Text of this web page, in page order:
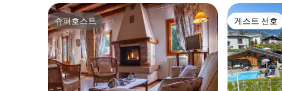
슈퍼호스트
슈퍼호스트 게스트 선호
게스트 선호